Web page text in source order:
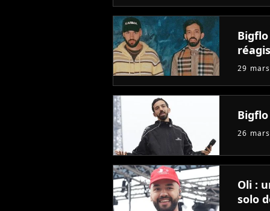
29
26
Oli :
solo